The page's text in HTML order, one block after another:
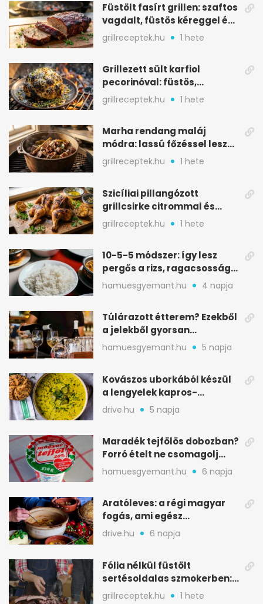
Füstölt fasírt grillen: szaftos
vagdalt, füstös kéreggel és
BBQ mázzal
grillreceptek.hu 1 hete
Grillezett sült karfiol
pecorinóval: füstös,
karamellizált nyári kedvenc
grillreceptek.hu 1 hete
Marha rendang maláj
módra: lassú főzéssel lesz
igazán szaftos
grillreceptek.hu 1 hete
Szicíliai pillangózott
grillcsirke citrommal és
oregánóval
grillreceptek.hu 1 hete
10-5-5 módszer: így lesz
pergős a rizs, ragacsosság
nélkül
hamuesgyemant.hu 4 napja
Túlárazott étterem? Ezekből
a jelekből gyorsan
észreveheted
hamuesgyemant.hu 5 napja
Kovászos uborkából készül
a lengyelek kapros-
savanykás levese
drive.hu 5 napja
Maradék tejfölös dobozban?
Forró ételt ne csomagolj
ilyen tégelybe
hamuesgyemant.hu 6 napja
Aratóleves: a régi magyar
fogás, ami egész
csapatokat jóllakatott
drive.hu 6 napja
Fólia nélkül füstölt
sertésoldalas szmokerben:
ropogós bark, 6 óra
grillreceptek.hu 1 hete